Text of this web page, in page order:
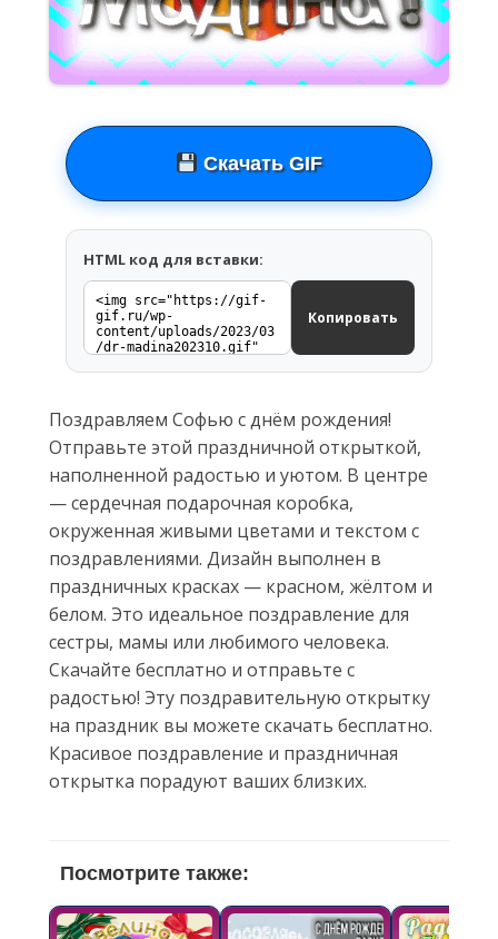
Скачать GIF
HTML код для вставки:
Копировать
Поздравляем Софью с днём рождения!
Отправьте этой праздничной открыткой,
наполненной радостью и уютом. В центре
— сердечная подарочная коробка,
окруженная живыми цветами и текстом с
поздравлениями. Дизайн выполнен в
праздничных красках — красном, жёлтом и
белом. Это идеальное поздравление для
сестры, мамы или любимого человека.
Скачайте бесплатно и отправьте с
радостью! Эту поздравительную открытку
на праздник вы можете скачать бесплатно.
Красивое поздравление и праздничная
открытка порадуют ваших близких.
Посмотрите также: